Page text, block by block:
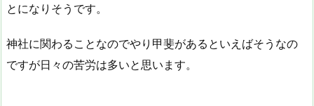
とになりそうです。
神社に関わることなのでやり甲斐があるといえばそうなの
ですが日々の苦労は多いと思います。